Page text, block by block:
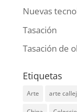
Nuevas
Tasación
Tasación de
Etiquetas
Arte arte